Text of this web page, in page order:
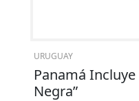
URUGUAY
Panamá
Negra”